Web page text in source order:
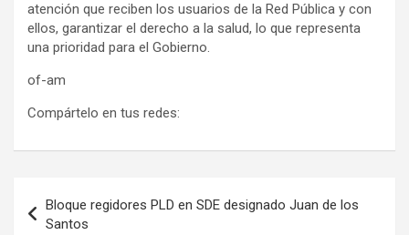
atención que reciben los usuarios de la Red Pública y con
ellos, garantizar el derecho a la salud, lo que representa
una prioridad para el Gobierno.
of-am
Compártelo en tus redes:
de
Bloque regidores PLD en SDE designado Juan de los
Santos